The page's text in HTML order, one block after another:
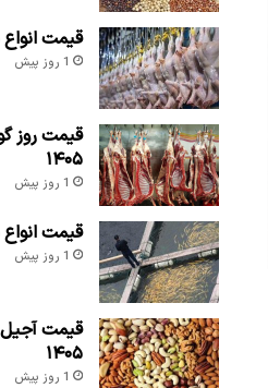
قیمت انواع مرغ ۱۵
1 روز پیش
۱۴۰۵
1 روز پیش
قیمت انواع ماهی
1 روز پیش
۱۴۰۵
1 روز پیش